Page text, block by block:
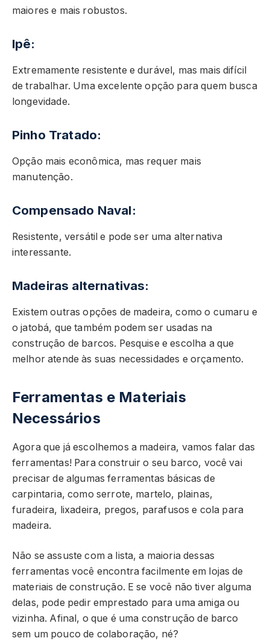
maiores e mais robustos.
Ipê:
Extremamente resistente e durável, mas mais difícil
de trabalhar. Uma excelente opção para quem busca
longevidade.
Pinho Tratado:
Opção mais econômica, mas requer mais
manutenção.
Compensado Naval:
Resistente, versátil e pode ser uma alternativa
interessante.
Madeiras alternativas:
Existem outras opções de madeira, como o cumaru e
o jatobá, que também podem ser usadas na
construção de barcos. Pesquise e escolha a que
melhor atende às suas necessidades e orçamento.
Ferramentas e Materiais
Necessários
Agora que já escolhemos a madeira, vamos falar das
ferramentas! Para construir o seu barco, você vai
precisar de algumas ferramentas básicas de
carpintaria, como serrote, martelo, plainas,
furadeira, lixadeira, pregos, parafusos e cola para
madeira.
Não se assuste com a lista, a maioria dessas
ferramentas você encontra facilmente em lojas de
materiais de construção. E se você não tiver alguma
delas, pode pedir emprestado para uma amiga ou
vizinha. Afinal, o que é uma construção de barco
sem um pouco de colaboração, né?